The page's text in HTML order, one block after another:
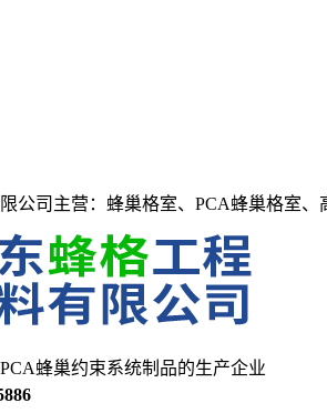
公司主营：蜂巢格室、PCA蜂巢格室
PCA蜂巢约束系统制品的生产企业